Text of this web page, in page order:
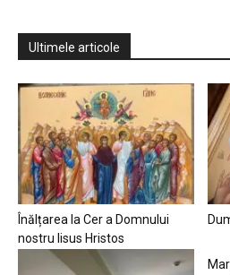
Ultimele articole
Înălțarea la Cer a Domnului
nostru Iisus Hristos